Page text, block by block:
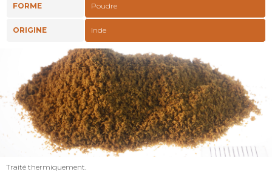
FORME Poudre
ORIGINE Inde
Traité thermiquement.